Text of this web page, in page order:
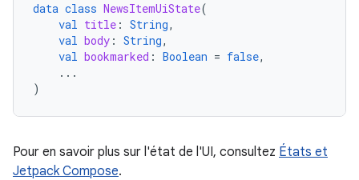
data class NewsItemUiState(
val title : String,
val body : String,
val bookmarked : Boolean = false,
...
)
Pour en savoir plus sur l'état de l'UI, consultez États et
Jetpack Compose.